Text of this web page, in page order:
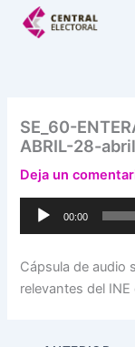
SE_60-
ABRIL-28-
Deja un
Reproductor
00:00
Cápsula de audio
relevantes del